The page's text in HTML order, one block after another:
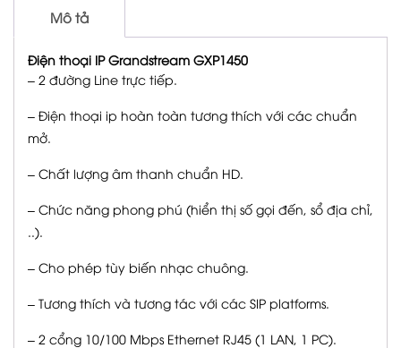
Mô tả
Điện thoại IP Grandstream GXP1450
– 2 đường Line trực tiếp.
– Điện thoại ip hoàn toàn tương thích với các chuẩn
mở.
– Chất lượng âm thanh chuẩn HD.
– Chức năng phong phú (hiển thị số gọi đến, sổ địa chỉ,
..).
– Cho phép tùy biến nhạc chuông.
– Tương thích và tương tác với các SIP platforms.
– 2 cổng 10/100 Mbps Ethernet RJ45 (1 LAN, 1 PC).